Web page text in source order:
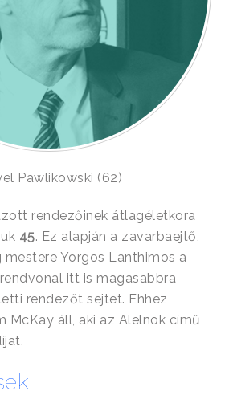
Pawlikowski (62)
rendezőinek átlagéletkora
45. Ez alapján a zavarbaejtő,
Yorgos Lanthimos a
itt is magasabbra
rendezőt sejtet. Ehhez
McKay áll, aki az Alelnök című